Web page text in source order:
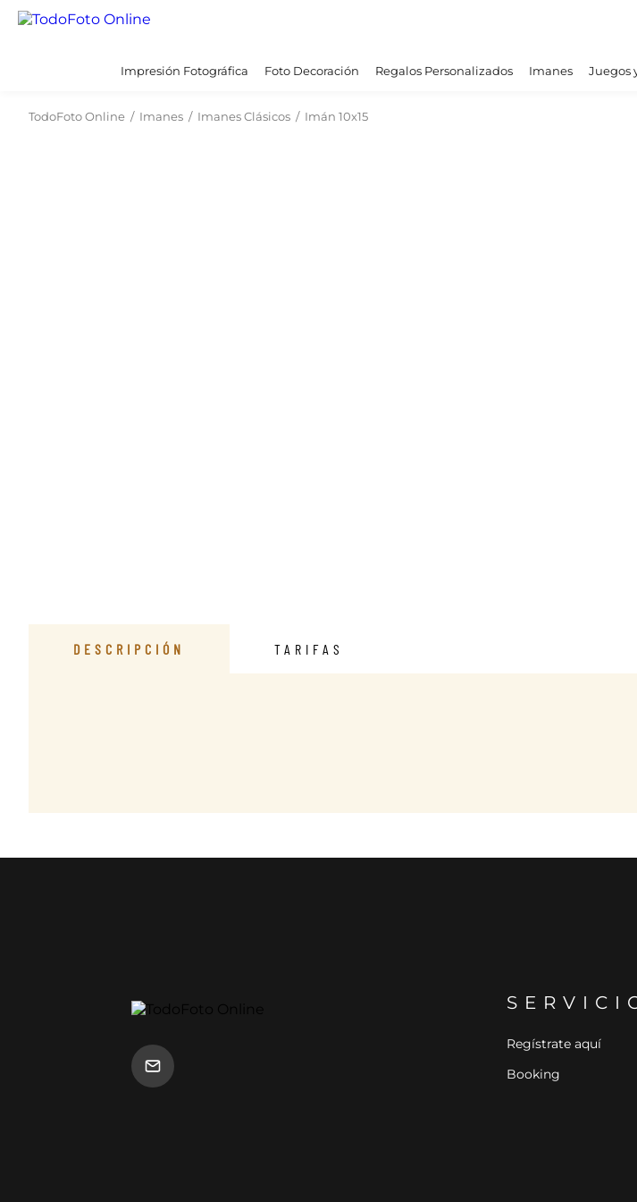
Impresión Fotográfica Foto Decoración Regalos Personalizados Imanes Juegos
TodoFoto Online / Imanes / Imanes Clásicos / Imán 10x15
DESCRIPCIÓN TARIFAS
Regístrate aquí
Booking